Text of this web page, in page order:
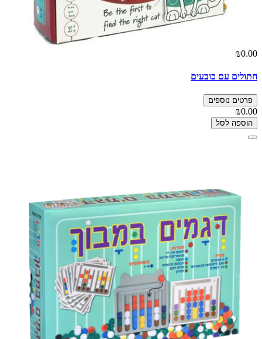
₪0.00
חתולים עם כובעים
פרטים נוספים
₪0.00
הוספה לסל